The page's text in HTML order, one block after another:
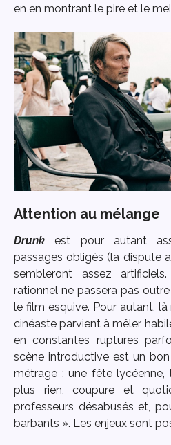
en en montrant le pire et le
Attention au mélange
Drunk est pour autant
passages obligés (la dispute
sembleront assez
rationnel ne passera pas
le film esquive. Pour autant, là
cinéaste parvient à mêler
en constantes ruptures
scène introductive est un
métrage : une fête lycéenne,
plus rien, coupure et
professeurs désabusés et,
barbants ». Les enjeux sont